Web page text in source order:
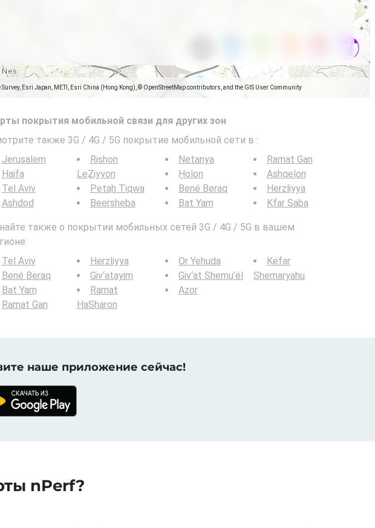
Esri Japan, METI, Esri China (Hong Kong), © OpenStreetMap contributors, and the GIS User Community
покрытия мобильной связи для других зон
также 3G / 4G / 5G покрытие мобильной сети в :
Jerusalem
Haifa
Tel Aviv
Ashdod
Rishon
LeẔiyyon
Petaẖ Tiqwa
Beersheba
Netanya
H̱olon
Bené Beraq
Bat Yam
Ramat Gan
Ashqelon
Herzliyya
Kfar Saba
также о покрытии мобильных сетей 3G / 4G / 5G в вашем
Tel Aviv
Bené Beraq
Bat Yam
Ramat Gan
Herzliyya
Giv‘atayim
Ramat
HaSharon
Or Yehuda
Giv‘at Shemu’él
Azor
Kefar
Shemaryahu
наше приложение сейчас!
nPerf?